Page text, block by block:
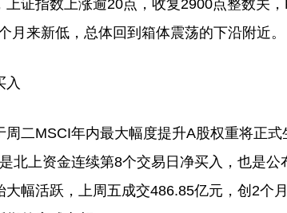
指数上涨逾20点，收复2900点整数关，
月来新低，总体回到箱体震荡的下沿附近。
MSCI年内最大幅度提升A股权重将正式
北上资金连续第8个交易日净买入，也是
大幅活跃，上周五成交486.85亿元，创2个